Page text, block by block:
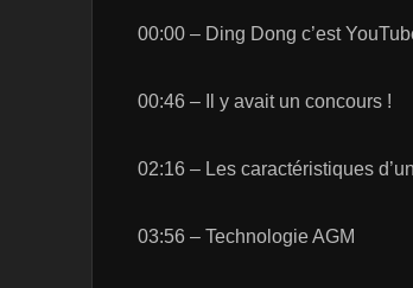
00:00 – Ding Dong c’est
00:46 – Il y avait un concours !
02:16 – Les caractéristiques
03:56 – Technologie AGM